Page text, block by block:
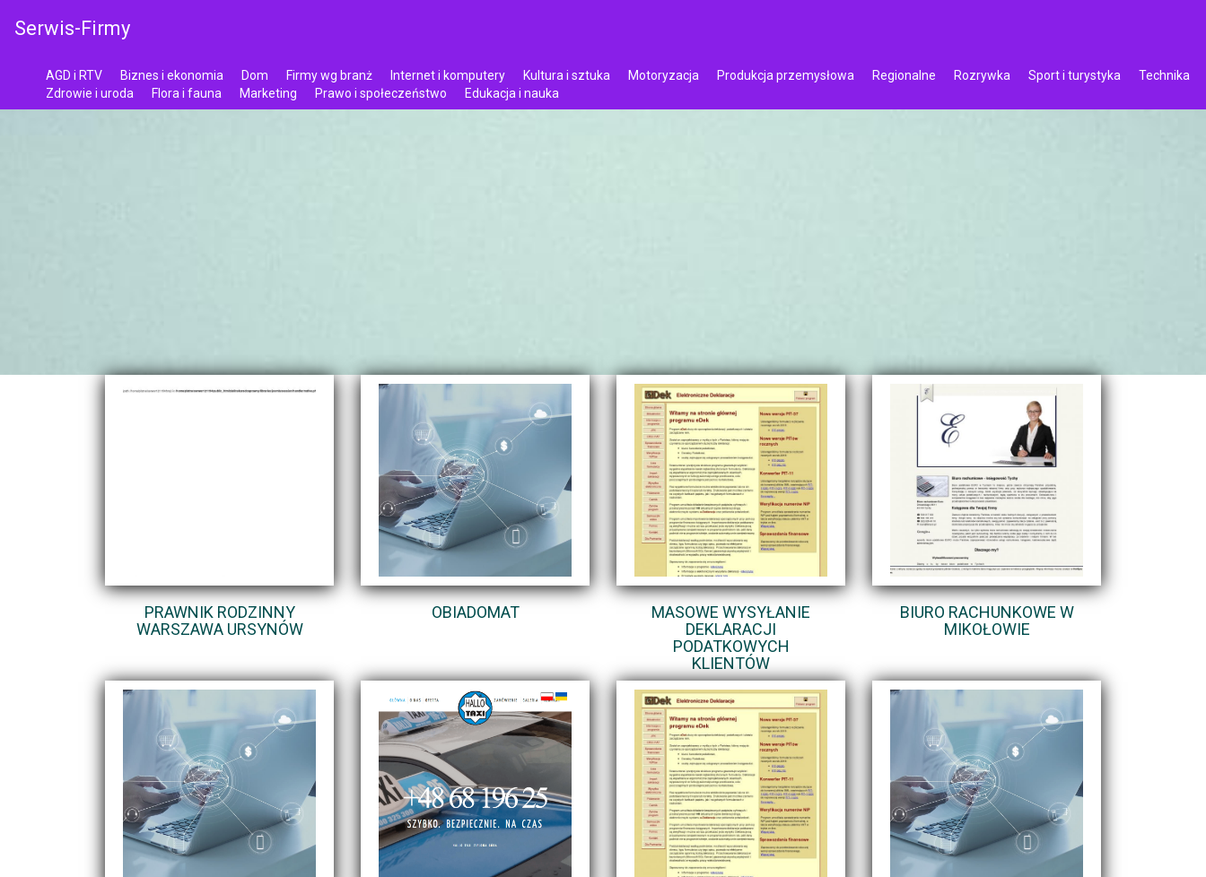
Serwis-Firmy
AGD i RTV Biznes i ekonomia Dom Firmy wg branż Internet i komputery Kultura i sztuka Motoryzacja Produkcja przemysłowa Regionalne Rozrywka Sport i turystyka
Technika
Zdrowie i uroda
Flora i fauna Marketing Prawo i społeczeństwo Edukacja i nauka
PRAWNIK RODZINNY
WARSZAWA URSYNÓW
OBIADOMAT
MASOWE WYSYŁANIE
DEKLARACJI
PODATKOWYCH
KLIENTÓW
BIURO RACHUNKOWE W
MIKOŁOWIE